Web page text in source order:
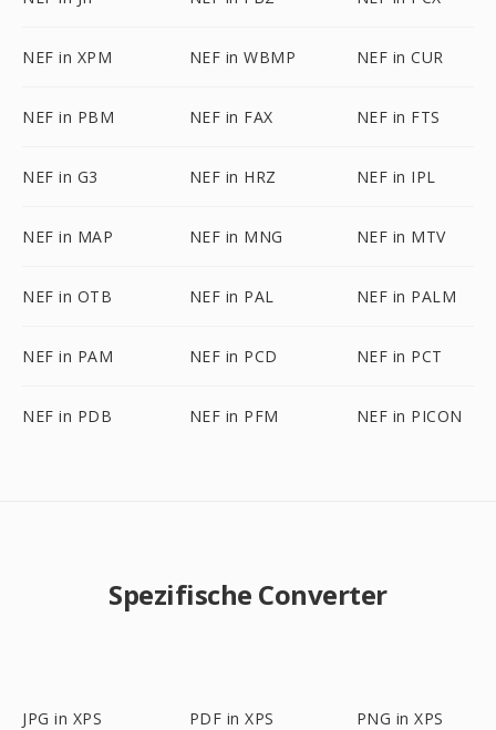
NEF in XPM NEF in WBMP NEF in CUR
NEF in PBM NEF in FAX NEF in FTS
NEF in G3 NEF in HRZ NEF in IPL
NEF in MAP NEF in MNG NEF in MTV
NEF in OTB NEF in PAL NEF in PALM
NEF in PAM NEF in PCD NEF in PCT
NEF in PDB NEF in PFM NEF in PICON
Spezifische Converter
JPG in XPS PDF in XPS PNG in XPS